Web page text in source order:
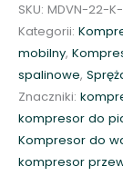
e
s
o
r
s
p
a
l
SKU: MDVN-22-K-
Kategorii:
mobilny,
spalinowe,
Znaczniki:
kompresor do
Kompresor do
kompresor